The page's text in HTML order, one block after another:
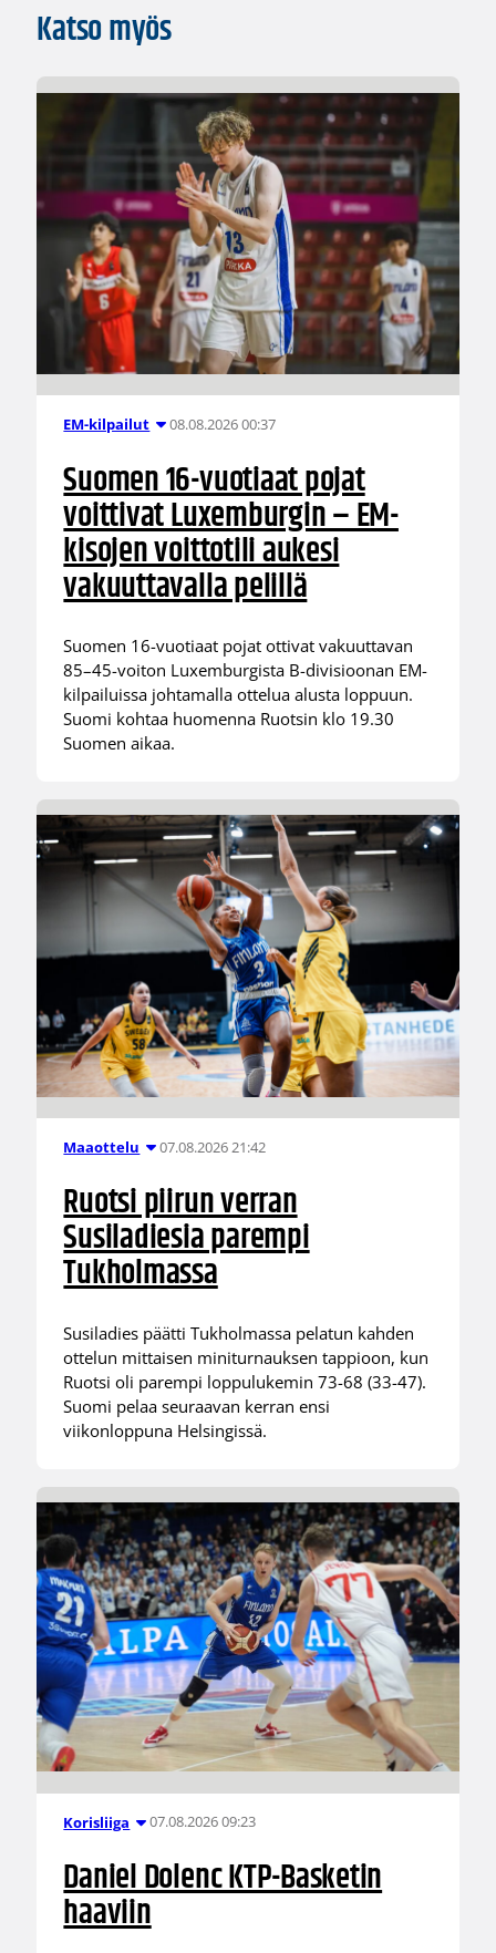
Katso myös
EM-kilpailut 08.08.2026 00:37
Suomen 16-vuotiaat pojat
voittivat Luxemburgin – EM-
kisojen voittotili aukesi
vakuuttavalla pelillä
Suomen 16-vuotiaat pojat ottivat vakuuttavan
85–45-voiton Luxemburgista B-divisioonan EM-
kilpailuissa johtamalla ottelua alusta loppuun.
Suomi kohtaa huomenna Ruotsin klo 19.30
Suomen aikaa.
Maaottelu 07.08.2026 21:42
Ruotsi piirun verran
Susiladiesia parempi
Tukholmassa
Susiladies päätti Tukholmassa pelatun kahden
ottelun mittaisen miniturnauksen tappioon, kun
Ruotsi oli parempi loppulukemin 73-68 (33-47).
Suomi pelaa seuraavan kerran ensi
viikonloppuna Helsingissä.
Korisliiga 07.08.2026 09:23
Daniel Dolenc KTP-Basketin
haaviin